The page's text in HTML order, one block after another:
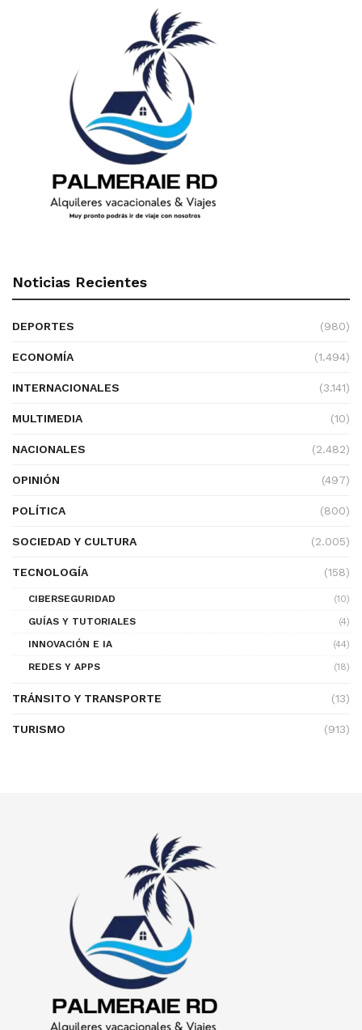
Noticias Recientes
DEPORTES (980)
ECONOMÍA (1.494)
INTERNACIONALES (3.141)
MULTIMEDIA (10)
NACIONALES (2.482)
OPINIÓN (497)
POLÍTICA (800)
SOCIEDAD Y CULTURA (2.005)
TECNOLOGÍA (158)
CIBERSEGURIDAD
(10)
GUÍAS Y TUTORIALES
(4)
INNOVACIÓN E IA
(44)
REDES Y APPS
(18)
TRÁNSITO Y TRANSPORTE (13)
TURISMO (913)